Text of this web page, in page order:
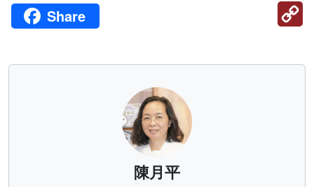
Share
陳月平